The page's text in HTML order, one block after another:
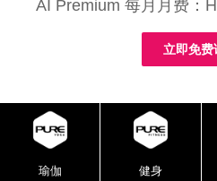
AI Premium 每月月费：
立即免费
瑜伽 健身